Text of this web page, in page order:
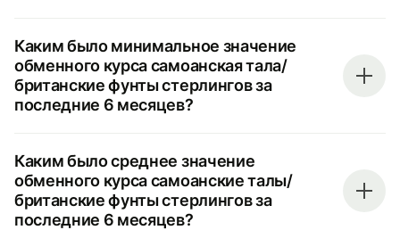
Каким было минимальное значение
обменного курса самоанская тала/
британские фунты стерлингов за
последние 6 месяцев?
Каким было среднее значение
обменного курса самоанские талы/
британские фунты стерлингов за
последние 6 месяцев?